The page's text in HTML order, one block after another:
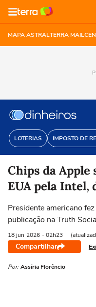
MAPA ASTRALTERRA MAIL
LOTERIAS IMPOSTO DE
Chips da Apple
EUA pela Intel,
Presidente americano
publicação na Truth
18 jun 2026 - 02h23
Compartilhar
Por: Assíria Florêncio